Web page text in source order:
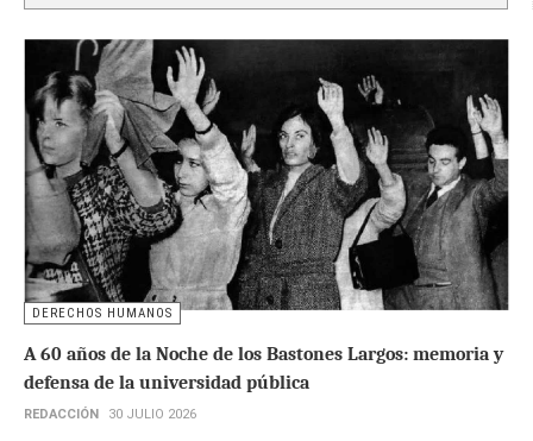
DERECHOS HUMANOS
A 60 años de la Noche de los Bastones Largos: memoria y
defensa de la universidad pública
REDACCIÓN 30 JULIO 2026